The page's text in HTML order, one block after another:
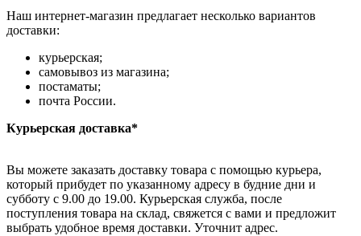
Наш интернет-магазин предлагает несколько вариантов
доставки:
курьерская;
самовывоз из магазина;
постаматы;
почта России.
Курьерская доставка*
Вы можете заказать доставку товара с помощью курьера,
который прибудет по указанному адресу в будние дни и
субботу с 9.00 до 19.00. Курьерская служба, после
поступления товара на склад, свяжется с вами и предложит
выбрать удобное время доставки. Уточнит адрес.